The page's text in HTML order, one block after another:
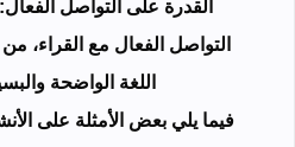
القدرة على التواصل
التواصل الفعال مع القراء،
اللغة الواضحة
فيما يلي بعض الأمثلة على